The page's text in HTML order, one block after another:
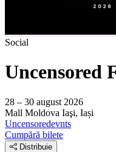
Social
Uncensored
28 – 30 august 2026
Mall Moldova Iaşi, Iași
Uncensoredevnts
Cumpără bilete
Distribuie